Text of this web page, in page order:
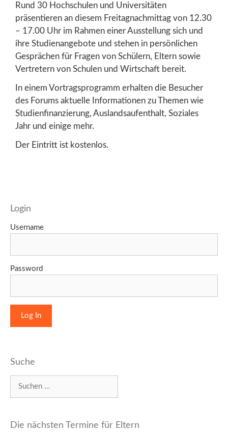
Rund 30 Hochschulen und Universitäten
präsentieren an diesem Freitagnachmittag von 12.30
– 17.00 Uhr im Rahmen einer Ausstellung sich und
ihre Studienangebote und stehen in persönlichen
Gesprächen für Fragen von Schülern, Eltern sowie
Vertretern von Schulen und Wirtschaft bereit.
In einem Vortragsprogramm erhalten die Besucher
des Forums aktuelle Informationen zu Themen wie
Studienfinanzierung, Auslandsaufenthalt, Soziales
Jahr und einige mehr.
Der Eintritt ist kostenlos.
Login
Username
Password
Suche
nach:
Die nächsten Termine für Eltern